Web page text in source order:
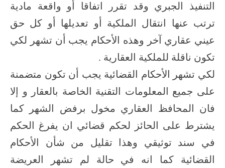
التنفيذ الجبري وقد تقرر اتفاقا أو واقعة مادية
ترتب عنها انتقال الملكية أو تعديلها أو كل حق
عيني عقاري آخر وهذه الأحكام يجب أن تشهر لكي
تكون ناقلة للملكية العقارية .
لكي تشهر الأحكام القضائية يجب أن تكون متضمنة
على جميع المعلومات التقنية الخاصة بالعقار و إلا
فان المحافظ العقاري مخول برفض الشهر كما
يشترط على الحائز لحكم قضائي ان يفرغ الحكم
في سند توثيقي وهذا تقليل من شأن الأحكام
القضائية كما انه في حالة لم تشهر العريضة